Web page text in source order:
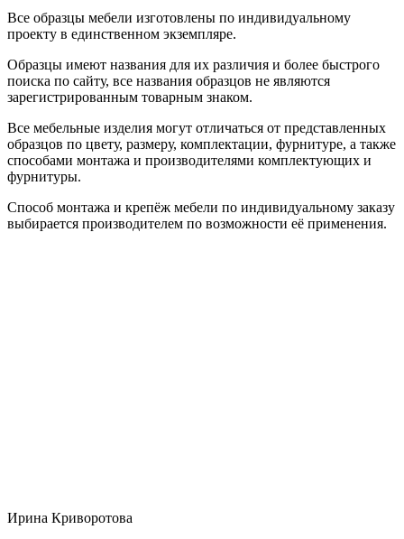
Все образцы мебели изготовлены по индивидуальному
проекту в единственном экземпляре.
Образцы имеют названия для их различия и более быстрого
поиска по сайту, все названия образцов не являются
зарегистрированным товарным знаком.
Все мебельные изделия могут отличаться от представленных
образцов по цвету, размеру, комплектации, фурнитуре, а также
способами монтажа и производителями комплектующих и
фурнитуры.
Способ монтажа и крепёж мебели по индивидуальному заказу
выбирается производителем по возможности её применения.
Ирина Криворотова